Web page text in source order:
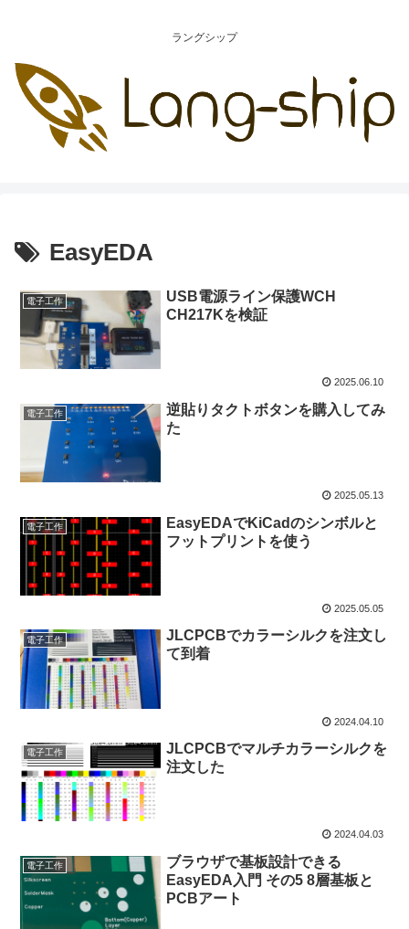
ラングシップ
EasyEDA
電子工作
USB電源ライン保護WCH
CH217Kを検証
2025.06.10
電子工作
逆貼りタクトボタンを購入してみ
た
2025.05.13
電子工作
EasyEDAでKiCadのシンボルと
フットプリントを使う
2025.05.05
電子工作
JLCPCBでカラーシルクを注文し
て到着
2024.04.10
電子工作
JLCPCBでマルチカラーシルクを
注文した
2024.04.03
電子工作
ブラウザで基板設計できる
EasyEDA入門 その5 8層基板と
PCBアート